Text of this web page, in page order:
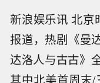
新浪娱乐讯 北京
报道，热剧《曼
达洛人与古古》
其中北美首周末